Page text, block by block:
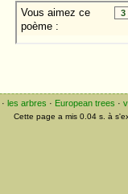
· les arbres · European trees ·
Cette page a mis 0.04 s. à